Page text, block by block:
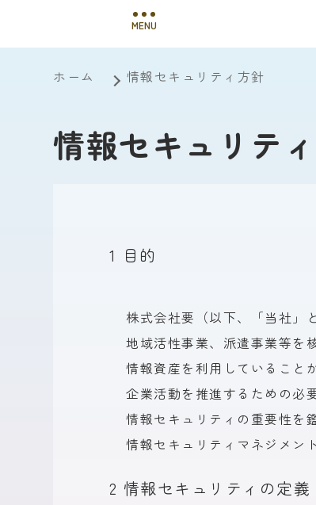
MENU
ホーム 情報セキュリティ方針
情報セキュリテ
1 目的
株式会社要 （以下、 「当社」と
地域活性事業、 派遣事業等を
情報資産を利用している こと
企業活動を 推進する ための必
情報セキュリティの 重要性を
情報セキュリティマネジメン
2 情報セキュリティの定義